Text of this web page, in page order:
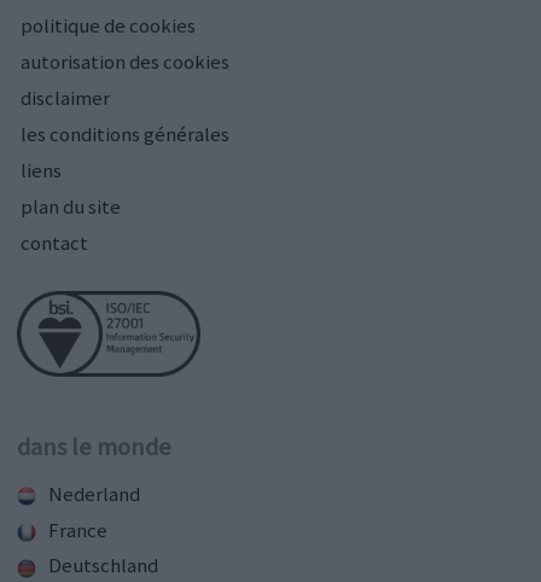
politique de cookies
autorisation des cookies
disclaimer
les conditions générales
liens
plan du site
contact
dans le monde
Nederland
France
Deutschland